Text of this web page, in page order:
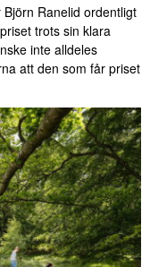
Ranelid ordentligt
trots sin klara
inte alldeles
att den som får priset